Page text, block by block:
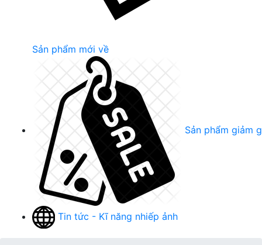
Sản phẩm mới về
Sản phẩm giảm
Tin tức - Kĩ năng nhiếp ảnh